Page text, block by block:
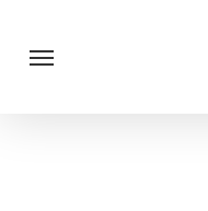
Menu